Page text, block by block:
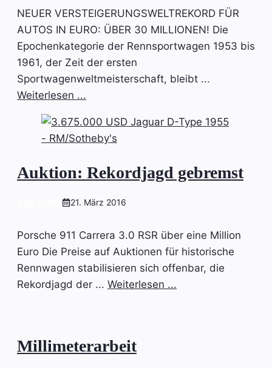
NEUER VERSTEIGERUNGSWELTREKORD FÜR
AUTOS IN EURO: ÜBER 30 MILLIONEN! Die
Epochenkategorie der Rennsportwagen 1953 bis
1961, der Zeit der ersten
Sportwagenweltmeisterschaft, bleibt ...
Weiterlesen ...
Auktion: Rekordjagd gebremst
21. März 2016
Porsche 911 Carrera 3.0 RSR über eine Million
Euro Die Preise auf Auktionen für historische
Rennwagen stabilisieren sich offenbar, die
Rekordjagd der ... Weiterlesen ...
Millimeterarbeit